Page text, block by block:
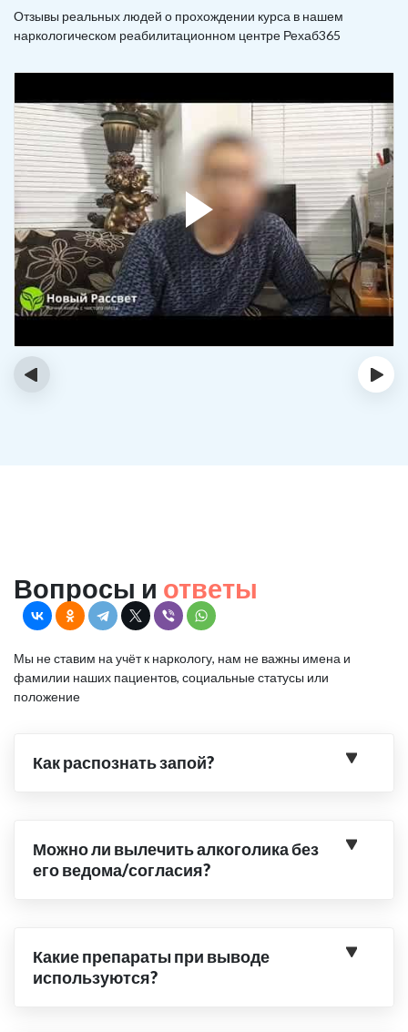
Отзывы реальных людей о прохождении курса в нашем
наркологическом реабилитационном центре Рехаб365
‹ ›
Вопросы и ответы
Мы не ставим на учёт к наркологу, нам не важны имена и
фамилии наших пациентов, социальные статусы или
положение
Как распознать запой?
Можно ли вылечить алкоголика без
его ведома/согласия?
Какие препараты при выводе
используются?